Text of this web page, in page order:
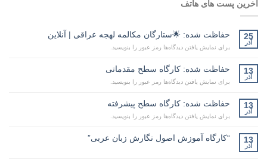
آخرین پست های هاتف
25
آذر
حفاظت شده: 🌟ستارگان مکالمه لهجه عراقی | آنلاین
برای نمایش یافتن دیدگاه‌ها رمز عبور را بنویسید.
13
آذر
حفاظت شده: کارگاه سطح مقدماتی
برای نمایش یافتن دیدگاه‌ها رمز عبور را بنویسید.
13
آذر
حفاظت شده: کارگاه سطح پیشرفته
برای نمایش یافتن دیدگاه‌ها رمز عبور را بنویسید.
13
آذر
“کارگاه آموزش اصول نگارش زبان عربی”